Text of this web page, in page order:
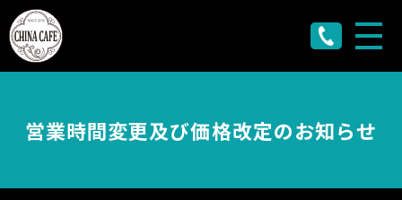
メ
営業時間変更及び価格改定のお知らせ